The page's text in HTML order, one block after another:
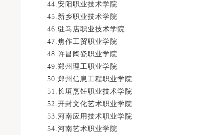
44.安阳职业技术学院
45.新乡职业技术学院
46.驻马店职业技术学院
47.焦作工贸职业学院
48.许昌陶瓷职业学院
49.郑州理工职业学院
50.郑州信息工程职业学院
51.长垣烹饪职业技术学院
52.开封文化艺术职业学院
53.河南应用技术职业学院
54.河南艺术职业学院